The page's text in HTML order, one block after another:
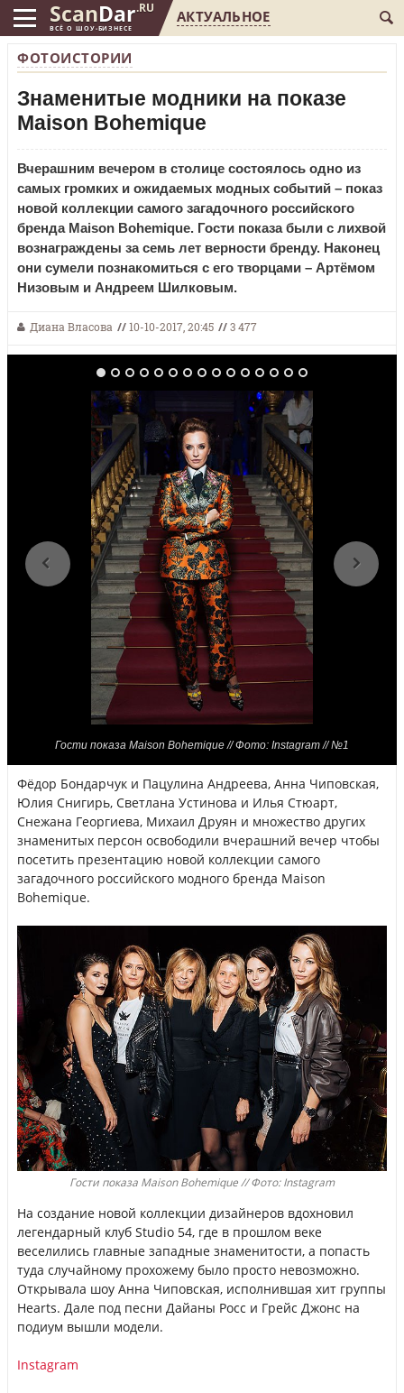
ScanDar.RU
ВСЁ О ШОУ-БИЗНЕСЕ
АКТУАЛЬНОЕ
ФОТОИСТОРИИ
Знаменитые модники на показе
Maison Bohemique
Вчерашним вечером в столице состоялось одно из
самых громких и ожидаемых модных событий – показ
новой коллекции самого загадочного российского
бренда Maison Bohemique. Гости показа были с лихвой
вознаграждены за семь лет верности бренду. Наконец
они сумели познакомиться с его творцами – Артёмом
Низовым и Андреем Шилковым.
Диана Власова //10-10-2017, 20:45 //3 477
Гости показа Maison Bohemique // Фото: Instagram // №1
Фёдор Бондарчук и Пацулина Андреева, Анна Чиповская,
Юлия Снигирь, Светлана Устинова и Илья Стюарт,
Снежана Георгиева, Михаил Друян и множество других
знаменитых персон освободили вчерашний вечер чтобы
посетить презентацию новой коллекции самого
загадочного российского модного бренда Maison
Bohemique.
Гости показа Maison Bohemique // Фото: Instagram
На создание новой коллекции дизайнеров вдохновил
легендарный клуб Studio 54, где в прошлом веке
веселились главные западные знаменитости, а попасть
туда случайному прохожему было просто невозможно.
Открывала шоу Анна Чиповская, исполнившая хит группы
Hearts. Дале под песни Дайаны Росс и Грейс Джонс на
подиум вышли модели.
Instagram